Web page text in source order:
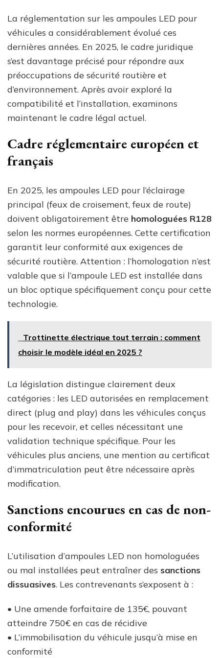
La réglementation sur les ampoules LED pour
véhicules a considérablement évolué ces
dernières années. En 2025, le cadre juridique
s’est davantage précisé pour répondre aux
préoccupations de sécurité routière et
d’environnement. Après avoir exploré la
compatibilité et l’installation, examinons
maintenant le cadre légal actuel.
Cadre réglementaire européen et
français
En 2025, les ampoules LED pour l’éclairage
principal (feux de croisement, feux de route)
doivent obligatoirement être homologuées R128
selon les normes européennes. Cette certification
garantit leur conformité aux exigences de
sécurité routière. Attention : l’homologation n’est
valable que si l’ampoule LED est installée dans
un bloc optique spécifiquement conçu pour cette
technologie.
Trottinette électrique tout terrain : comment
choisir le modèle idéal en 2025 ?
La législation distingue clairement deux
catégories : les LED autorisées en remplacement
direct (plug and play) dans les véhicules conçus
pour les recevoir, et celles nécessitant une
validation technique spécifique. Pour les
véhicules plus anciens, une mention au certificat
d’immatriculation peut être nécessaire après
modification.
Sanctions encourues en cas de non-
conformité
L’utilisation d’ampoules LED non homologuées
ou mal installées peut entraîner des sanctions
dissuasives. Les contrevenants s’exposent à :
• Une amende forfaitaire de 135€, pouvant
atteindre 750€ en cas de récidive
• L’immobilisation du véhicule jusqu’à mise en
conformité